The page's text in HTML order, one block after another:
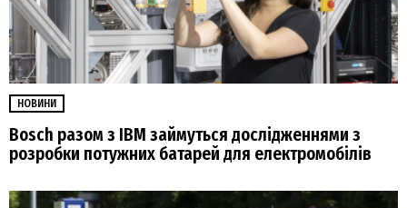
НОВИНИ
Bosch разом з IBM займуться дослідженнями з
розробки потужних батарей для електромобілів